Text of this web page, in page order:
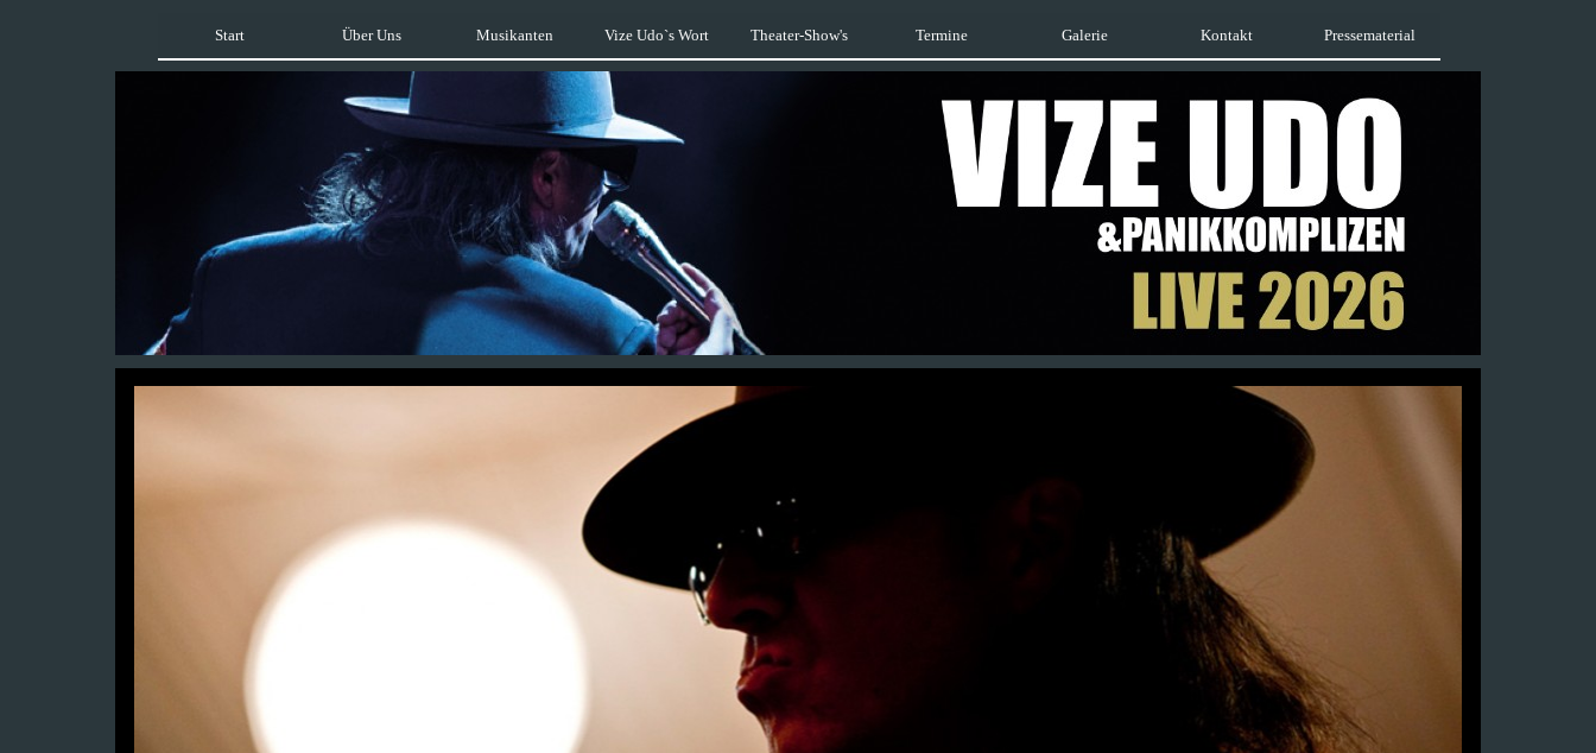
Start Über Uns Musikanten Vize Udo`s Wort Theater-Show's Termine Galerie Kontakt Pressematerial